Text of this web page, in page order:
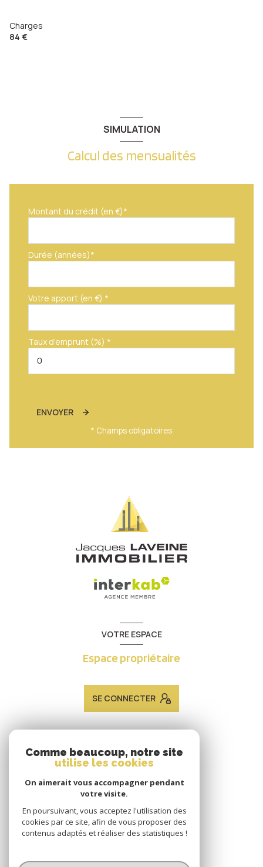
Nouvelle Ville
Charges
84 €
SIMULATION
Calcul des mensualités
Montant du crédit (en €)*
Durée (années)*
Votre apport (en €) *
Taux d'emprunt (%) *
ENVOYER
* Champs obligatoires
VOTRE ESPACE
Espace propriétaire
SE CONNECTER
ADHÉRENTS
Nous adhérons
Comme beaucoup, notre site
utilise les cookies
On aimerait vous accompagner pendant
votre visite.
En poursuivant, vous acceptez l'utilisation des
cookies par ce site, afin de vous proposer des
contenus adaptés et réaliser des statistiques !